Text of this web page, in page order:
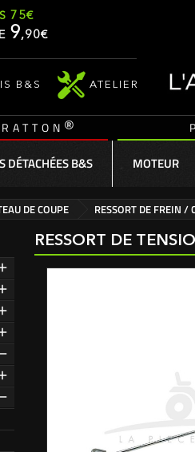
75€
9,90€
B&S ATELIER
®
DÉTACHÉES B&S MOTEUR
DE COUPE RESSORT DE FREIN /
RESSORT DE